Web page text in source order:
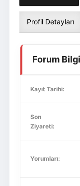
Profil Detayları
Forum
Kayıt Tarihi:
Son
Ziyareti:
Yorumları: